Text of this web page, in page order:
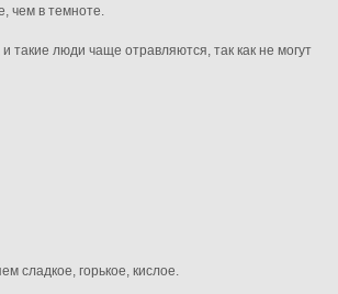
чем в темноте.
такие люди чаще отравляются, так как не могут
сладкое, горькое, кислое.